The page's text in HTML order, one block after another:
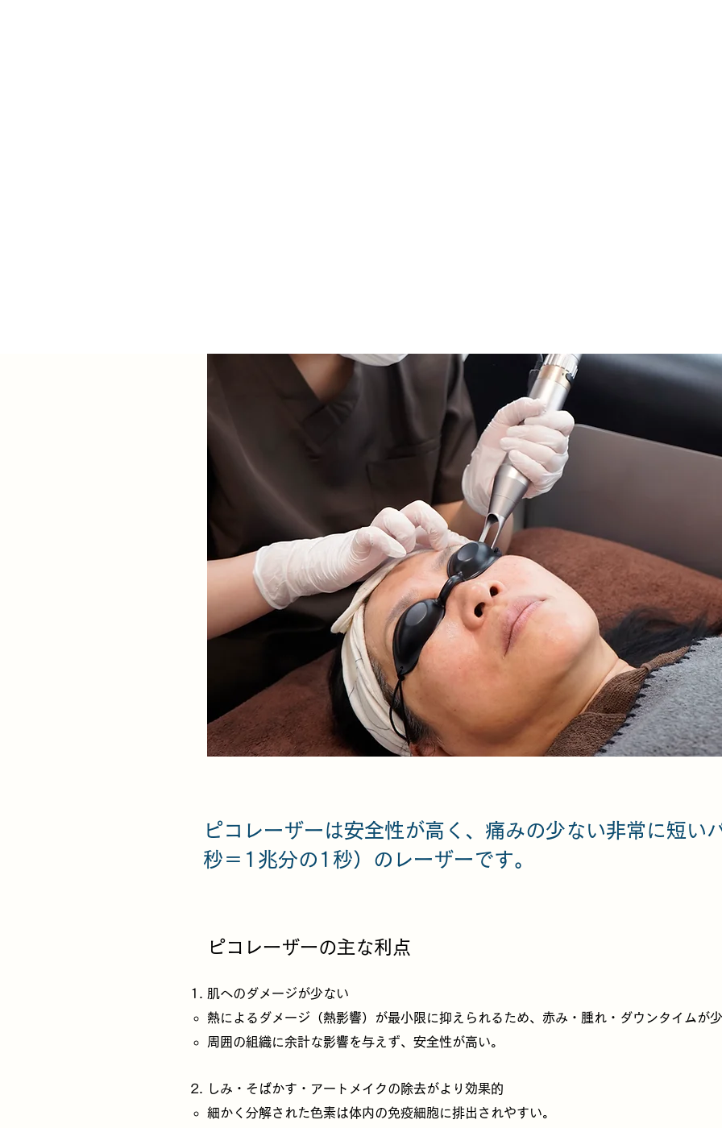
ピコレーザーは安全性が高く、痛みの少ない非常に短い
秒＝1兆分の1秒）のレーザーです。
ピコレーザーの主な利点
肌へのダメージが少ない
熱によるダメージ（熱影響）が最小限に抑えられるため、赤み・腫れ・ダウンタイムが
周囲の組織に余計な影響を与えず、安全性が高い。
しみ・そばかす・アートメイクの除去がより効果的
細かく分解された色素は体内の免疫細胞に排出されやすい。